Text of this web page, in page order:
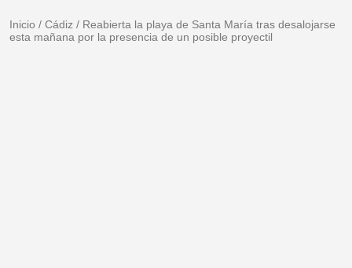
Inicio / Cádiz / Reabierta la playa de Santa María tras desalojarse
esta mañana por la presencia de un posible proyectil